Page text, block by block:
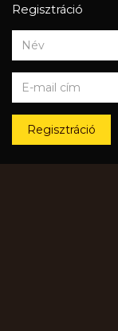
Regisztráció
Regisztráció